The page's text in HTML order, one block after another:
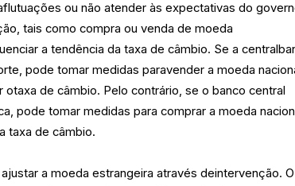
ou não atender às expectativas do
tais como compra ou venda de moeda
a tendência da taxa de câmbio. Se a
pode tomar medidas paravender a moeda
otaxa de câmbio. Pelo contrário, se o banco central
pode tomar medidas para comprar a moeda
taxa de câmbio.
a moeda estrangeira através deintervenção. O